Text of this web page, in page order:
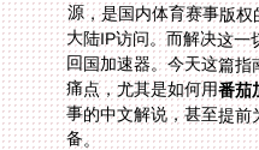
痛点，尤其是如何用番茄
备。